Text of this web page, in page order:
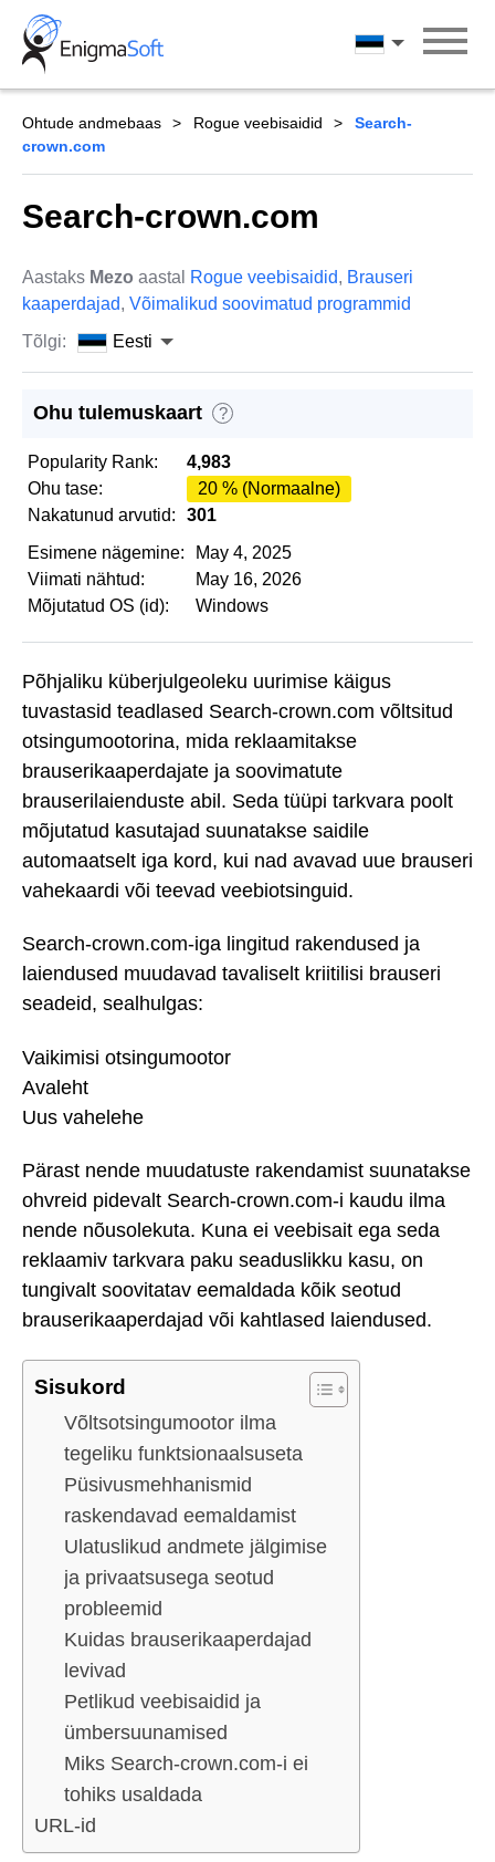
Skip
content
Eesti
Ohtude andmebaas Rogue veebisaidid
Search-
crown.com
Search-crown.com
Aastaks Mezo aastal Rogue veebisaidid, Brauseri
kaaperdajad, Võimalikud soovimatud programmid
Tõlgi:
Eesti
Ohu tulemuskaart ?
Popularity Rank:
4,983
Ohu tase:
20 % (Normaalne)
Nakatunud arvutid:
301
Esimene nägemine:
May 4, 2025
Viimati nähtud:
May 16, 2026
Mõjutatud OS (id):
Windows
Põhjaliku küberjulgeoleku uurimise käigus
tuvastasid teadlased Search-crown.com võltsitud
otsingumootorina, mida reklaamitakse
brauserikaaperdajate ja soovimatute
brauserilaienduste abil. Seda tüüpi tarkvara poolt
mõjutatud kasutajad suunatakse saidile
automaatselt iga kord, kui nad avavad uue brauseri
vahekaardi või teevad veebiotsinguid.
Search-crown.com-iga lingitud rakendused ja
laiendused muudavad tavaliselt kriitilisi brauseri
seadeid, sealhulgas:
Vaikimisi otsingumootor
Avaleht
Uus vahelehe
Pärast nende muudatuste rakendamist suunatakse
ohvreid pidevalt Search-crown.com-i kaudu ilma
nende nõusolekuta. Kuna ei veebisait ega seda
reklaamiv tarkvara paku seaduslikku kasu, on
tungivalt soovitatav eemaldada kõik seotud
brauserikaaperdajad või kahtlased laiendused.
Sisukord
Võltsotsingumootor ilma
tegeliku funktsionaalsuseta
Püsivusmehhanismid
raskendavad eemaldamist
Ulatuslikud andmete jälgimise
ja privaatsusega seotud
probleemid
Kuidas brauserikaaperdajad
levivad
Petlikud veebisaidid ja
ümbersuunamised
Miks Search-crown.com-i ei
tohiks usaldada
URL-id